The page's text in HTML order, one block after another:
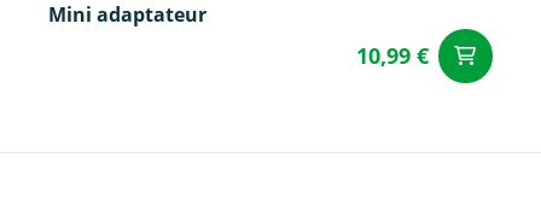
Mini adaptateur
10,99 €